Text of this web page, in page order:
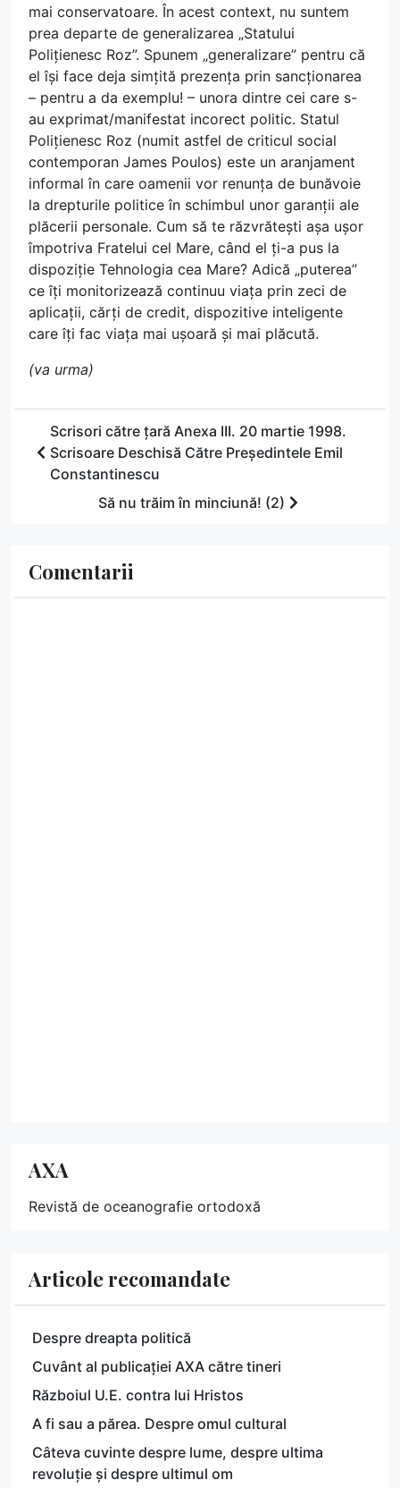
mai conservatoare. În acest context, nu suntem
prea departe de generalizarea „Statului
Polițienesc Roz”. Spunem „generalizare” pentru că
el își face deja simțită prezența prin sancționarea
– pentru a da exemplu! – unora dintre cei care s-
au exprimat/manifestat incorect politic. Statul
Polițienesc Roz (numit astfel de criticul social
contemporan James Poulos) este un aranjament
informal în care oamenii vor renunța de bunăvoie
la drepturile politice în schimbul unor garanții ale
plăcerii personale. Cum să te răzvrătești așa ușor
împotriva Fratelui cel Mare, când el ți-a pus la
dispoziție Tehnologia cea Mare? Adică „puterea”
ce îți monitorizează continuu viața prin zeci de
aplicații, cărți de credit, dispozitive inteligente
care îți fac viața mai ușoară și mai plăcută.
(va urma)
Scrisori către țară Anexa III. 20 martie 1998.
Scrisoare Deschisă Către Președintele Emil
Constantinescu
Să nu trăim în minciună! (2)
Comentarii
AXA
Revistă de oceanografie ortodoxă
Articole recomandate
Despre dreapta politică
Cuvânt al publicației AXA către tineri
Războiul U.E. contra lui Hristos
A fi sau a părea. Despre omul cultural
Câteva cuvinte despre lume, despre ultima
revoluție și despre ultimul om